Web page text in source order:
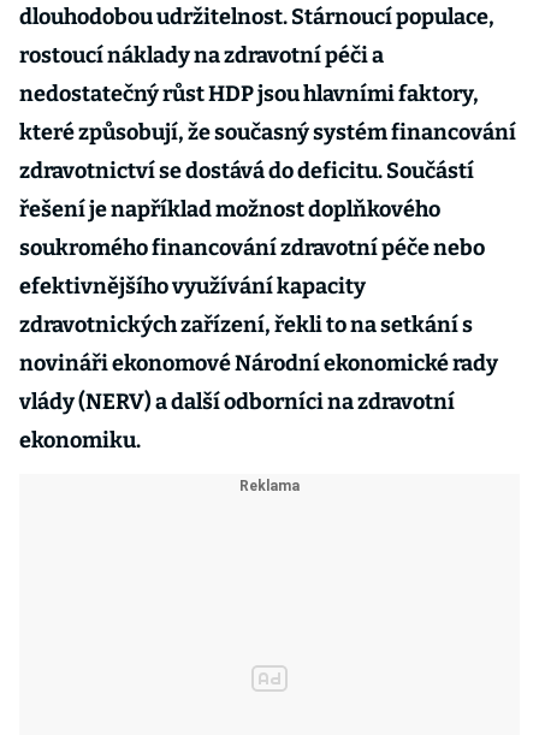
dlouhodobou udržitelnost. Stárnoucí populace,
rostoucí náklady na zdravotní péči a
nedostatečný růst HDP jsou hlavními faktory,
které způsobují, že současný systém financování
zdravotnictví se dostává do deficitu. Součástí
řešení je například možnost doplňkového
soukromého financování zdravotní péče nebo
efektivnějšího využívání kapacity
zdravotnických zařízení, řekli to na setkání s
novináři ekonomové Národní ekonomické rady
vlády (NERV) a další odborníci na zdravotní
ekonomiku.